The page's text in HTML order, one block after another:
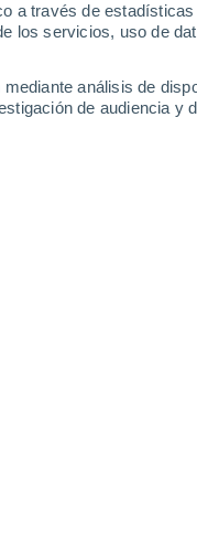
a través de
los servicios, uso de
análisis de
de audiencia y